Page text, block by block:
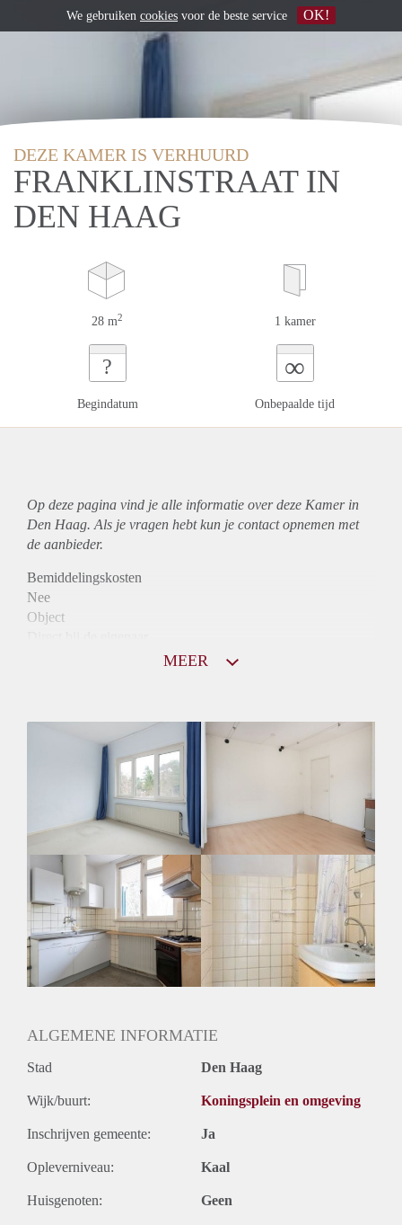
DEZE KAMER IS VERHUURD
FRANKLINSTRAAT IN
DEN HAAG
28 m2 1 kamer
?
Begindatum
∞
Onbepaalde tijd
Op deze pagina vind je alle informatie over deze Kamer in
Den Haag. Als je vragen hebt kun je contact opnemen met
de aanbieder.
Bemiddelingskosten
Nee
Object
2,9 X Maandhuur Bruto
Huurtermijn
Onbepaalde termijn
Oplevering
Gestoffeerd
MEER
ALGEMENE INFORMATIE
Stad Den Haag
Wijk/buurt: Koningsplein en omgeving
Inschrijven gemeente: Ja
Opleverniveau: Kaal
Huisgenoten: Geen
We gebruiken cookies voor de beste service OK!